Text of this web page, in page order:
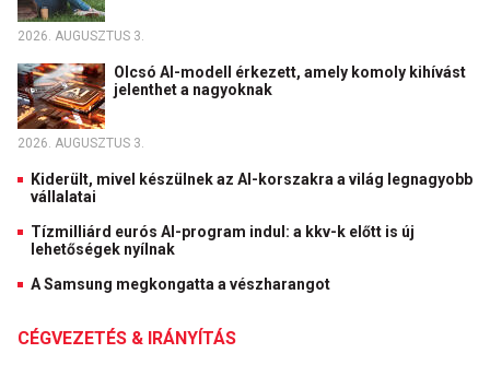
2026. AUGUSZTUS 3.
Olcsó AI-modell érkezett, amely komoly kihívást
jelenthet a nagyoknak
2026. AUGUSZTUS 3.
Kiderült, mivel készülnek az AI-korszakra a világ legnagyobb
vállalatai
Tízmilliárd eurós AI-program indul: a kkv-k előtt is új
lehetőségek nyílnak
A Samsung megkongatta a vészharangot
CÉGVEZETÉS & IRÁNYÍTÁS